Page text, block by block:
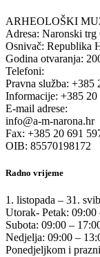
ARHEOLOŠKI
Adresa: Naronski
Osnivač: Republika
Godina otvaranja:
Telefoni:
Pravna služba: +385
Informacije: +385 20
E-mail adrese:
info@a-m-narona.hr
Fax: +385 20 691
OIB: 85570198172
Radno vrijeme
1. listopada – 31.
Utorak- Petak: 09:00
Subota: 09:00 –
Nedjelja: 09:00 –
Ponedjeljkom i